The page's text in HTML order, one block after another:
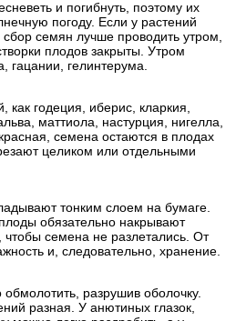
и погибнуть, поэтому их
погоду. Если у растений
семян лучше проводить утром,
плодов закрыты. Утром
гацании, гелинтерума.
как годеция, иберис, кларкия,
маттиола, настурция, нигелла,
семена остаются в плодах
целиком или отдельными
тонким слоем на бумаге.
обязательно накрывают
чтобы семена не разлетались. От
и, следовательно, хранение.
разрушив оболочку.
разная. У анютиных глазок,